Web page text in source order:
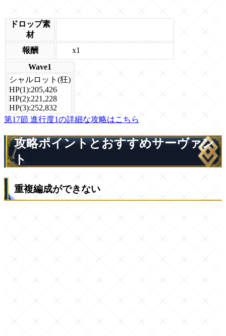
ドロップ素
材
報酬
x1
Wave1
シャルロット(狂)
HP(1):205,426
HP(2):221,228
HP(3):252,832
第17節 進行度1の詳細な攻略はこちら
攻略ポイントとおすすめサーヴァン
ト
重複編成ができない